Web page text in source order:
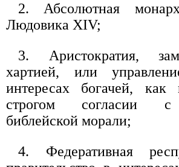
2. Абсолютная
Людовика XIV;
3. Аристократия,
хартией, или
интересах богачей,
строгом согласии с
библейской морали;
4. Федеративная